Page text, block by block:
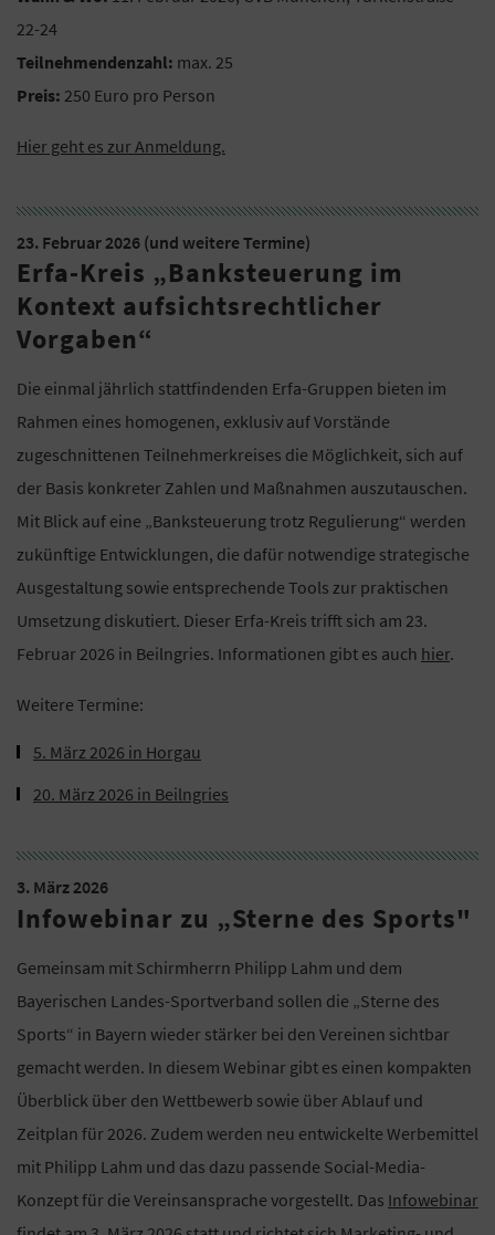
22-24
Teilnehmendenzahl: max. 25
Preis: 250 Euro pro Person
Hier geht es zur Anmeldung.
23. Februar 2026 (und weitere Termine)
Erfa-Kreis „Banksteuerung im
Kontext aufsichtsrechtlicher
Vorgaben“
Die einmal jährlich stattfindenden Erfa-Gruppen bieten im
Rahmen eines homogenen, exklusiv auf Vorstände
zugeschnittenen Teilnehmerkreises die Möglichkeit, sich auf
der Basis konkreter Zahlen und Maßnahmen auszutauschen.
Mit Blick auf eine „Banksteuerung trotz Regulierung“ werden
zukünftige Entwicklungen, die dafür notwendige strategische
Ausgestaltung sowie entsprechende Tools zur praktischen
Umsetzung diskutiert. Dieser Erfa-Kreis trifft sich am 23.
Februar 2026 in Beilngries. Informationen gibt es auch hier.
Weitere Termine:
5. März 2026 in Horgau
20. März 2026 in Beilngries
3. März 2026
Infowebinar zu „Sterne des Sports"
Gemeinsam mit Schirmherrn Philipp Lahm und dem
Bayerischen Landes-Sportverband sollen die „Sterne des
Sports“ in Bayern wieder stärker bei den Vereinen sichtbar
gemacht werden. In diesem Webinar gibt es einen kompakten
Überblick über den Wettbewerb sowie über Ablauf und
Zeitplan für 2026. Zudem werden neu entwickelte Werbemittel
mit Philipp Lahm und das dazu passende Social-Media-
Konzept für die Vereinsansprache vorgestellt. Das Infowebinar